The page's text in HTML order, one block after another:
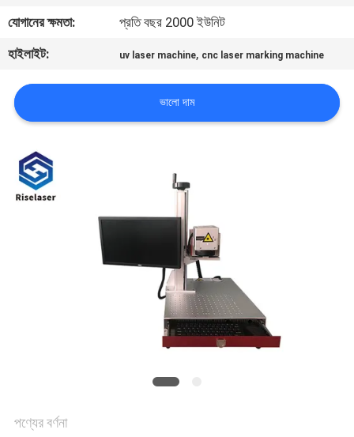
যোগাযোগ
করুন
উদ্ধৃতির
আবেদন
РУССКИЙ
যোগানের ক্ষমতা:
প্রতি বছর 2000 ইউনিট
হাইলাইট:
uv laser machine, cnc laser marking machine
ভালো দাম
পণ্যের বর্ণনা